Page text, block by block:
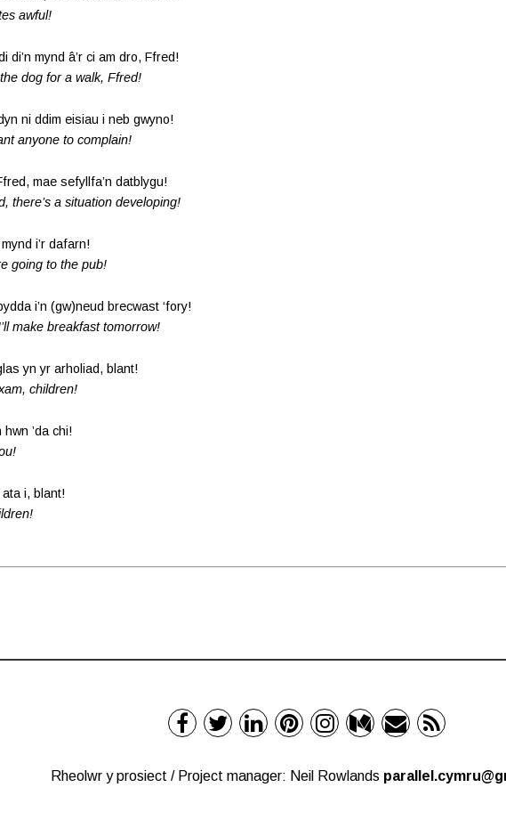
awful!
mynd â’r ci am dro, Ffred!
dog for a walk, Ffred!
ni ddim eisiau i neb gwyno!
anyone to complain!
mae sefyllfa’n datblygu!
there’s a situation developing!
i’r dafarn!
going to the pub!
i’n (gw)neud brecwast ‘fory!
make breakfast tomorrow!
yn yr arholiad, blant!
children!
’da chi!
ata i, blant!
Rheolwr y prosiect / Project manager: Neil Rowlands